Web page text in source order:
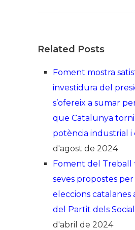
Related Posts
Foment mostra
investidura del
s’ofereix a sumar
que Catalunya torni
potència industrial i
d'agost de 2024
Foment del Treball
seves propostes per
eleccions catalanes
del Partit dels
d'abril de 2024